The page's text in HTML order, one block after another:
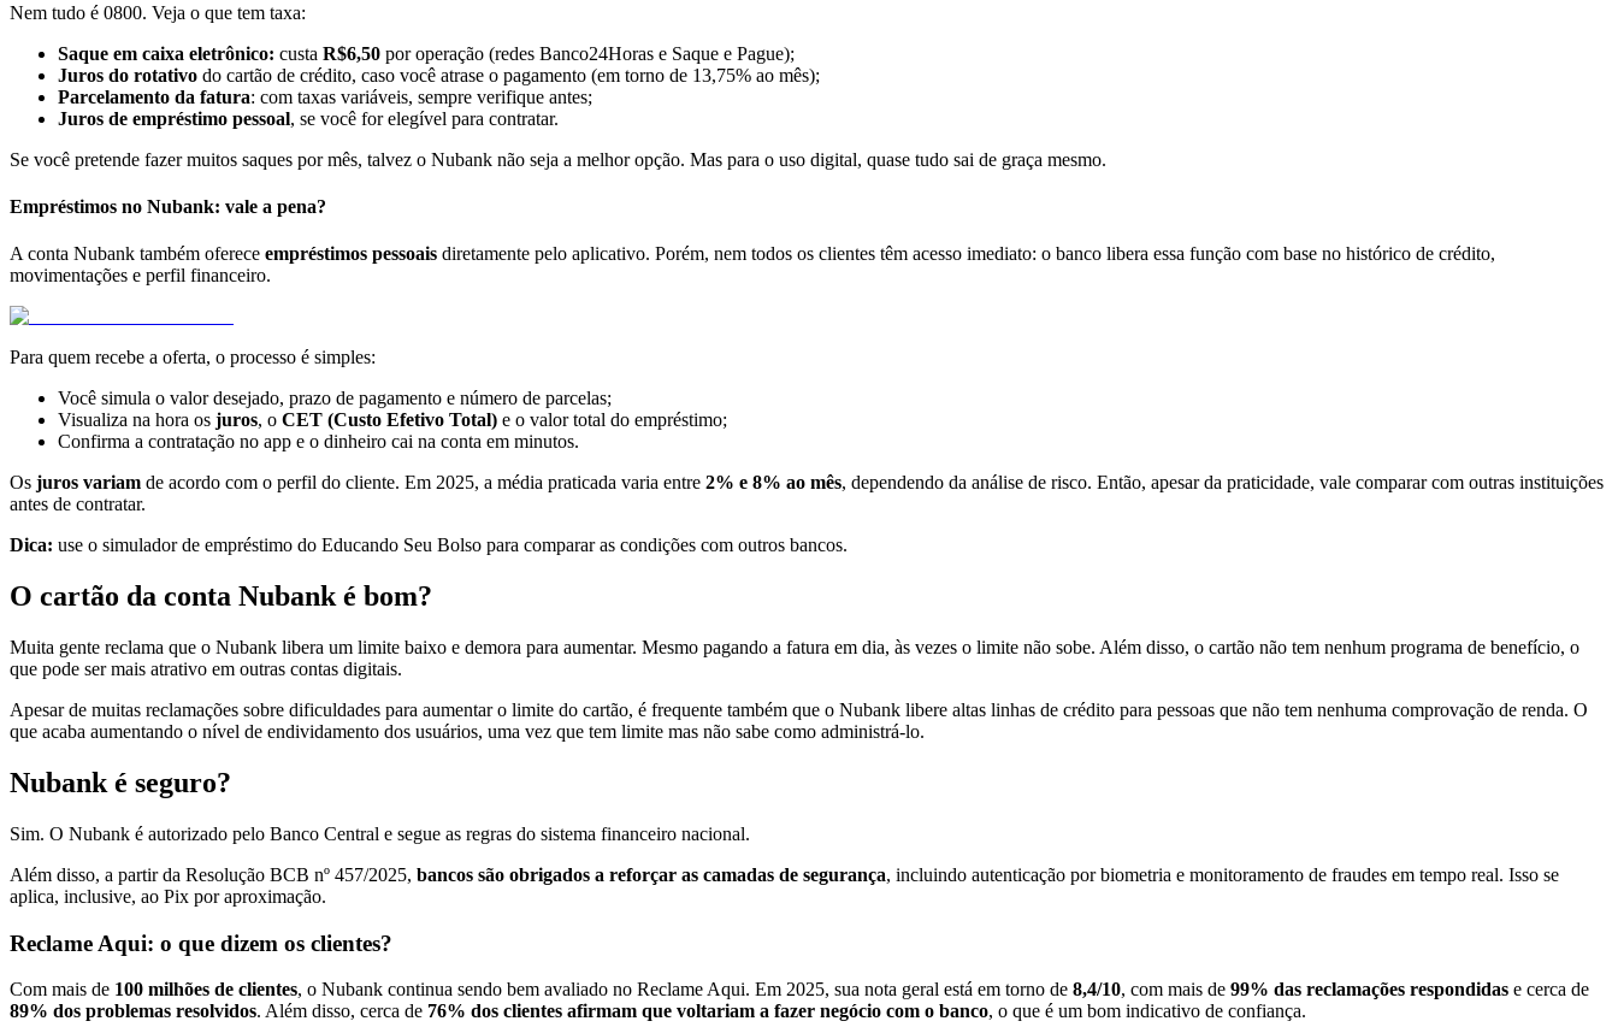
Nem tudo é 0800. Veja o que tem taxa:
Saque em caixa eletrônico: custa R$6,50 por operação (redes Banco24Horas e Saque e Pague);
Juros do rotativo do cartão de crédito, caso você atrase o pagamento (em torno de 13,75% ao mês);
Parcelamento da fatura: com taxas variáveis, sempre verifique antes;
Juros de empréstimo pessoal, se você for elegível para contratar.
Se você pretende fazer muitos saques por mês, talvez o Nubank não seja a melhor opção. Mas para o uso digital, quase tudo sai de graça mesmo.
Empréstimos no Nubank: vale a pena?
A conta Nubank também oferece empréstimos pessoais diretamente pelo aplicativo. Porém, nem todos os clientes têm acesso imediato: o banco libera essa função com base no histórico de crédito,
movimentações e perfil financeiro.
Para quem recebe a oferta, o processo é simples:
Você simula o valor desejado, prazo de pagamento e número de parcelas;
Visualiza na hora os juros, o CET (Custo Efetivo Total) e o valor total do empréstimo;
Confirma a contratação no app e o dinheiro cai na conta em minutos.
Os juros variam de acordo com o perfil do cliente. Em 2025, a média praticada varia entre 2% e 8% ao mês, dependendo da análise de risco. Então, apesar da praticidade, vale comparar com outras instituições
antes de contratar.
Dica: use o simulador de empréstimo do Educando Seu Bolso para comparar as condições com outros bancos.
O cartão da conta Nubank é bom?
Muita gente reclama que o Nubank libera um limite baixo e demora para aumentar. Mesmo pagando a fatura em dia, às vezes o limite não sobe. Além disso, o cartão não tem nenhum programa de benefício, o
que pode ser mais atrativo em outras contas digitais.
Apesar de muitas reclamações sobre dificuldades para aumentar o limite do cartão, é frequente também que o Nubank libere altas linhas de crédito para pessoas que não tem nenhuma comprovação de renda. O
que acaba aumentando o nível de endividamento dos usuários, uma vez que tem limite mas não sabe como administrá-lo.
Nubank é seguro?
Sim. O Nubank é autorizado pelo Banco Central e segue as regras do sistema financeiro nacional.
Além disso, a partir da Resolução BCB nº 457/2025, bancos são obrigados a reforçar as camadas de segurança, incluindo autenticação por biometria e monitoramento de fraudes em tempo real. Isso se
aplica, inclusive, ao Pix por aproximação.
Reclame Aqui: o que dizem os clientes?
Com mais de 100 milhões de clientes, o Nubank continua sendo bem avaliado no Reclame Aqui. Em 2025, sua nota geral está em torno de 8,4/10, com mais de 99% das reclamações respondidas e cerca de
89% dos problemas resolvidos. Além disso, cerca de 76% dos clientes afirmam que voltariam a fazer negócio com o banco, o que é um bom indicativo de confiança.